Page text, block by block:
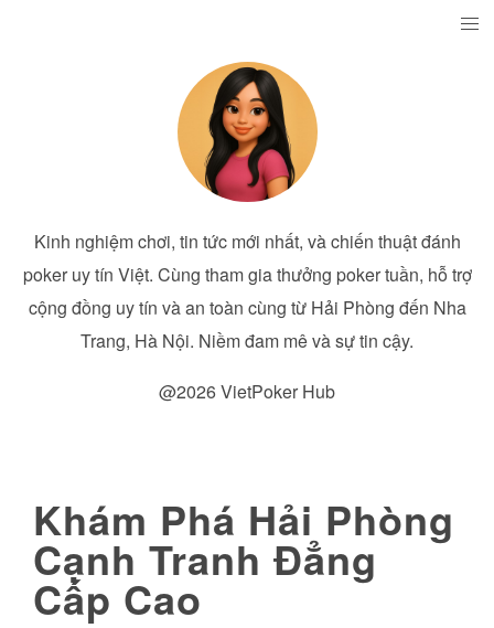
Kinh nghiệm chơi, tin tức mới nhất, và chiến thuật đánh
poker uy tín Việt. Cùng tham gia thưởng poker tuần, hỗ trợ
cộng đồng uy tín và an toàn cùng từ Hải Phòng đến Nha
Trang, Hà Nội. Niềm đam mê và sự tin cậy.
@2026 VietPoker Hub
Khám Phá Hải Phòng
Cạnh Tranh Đẳng
Cấp Cao